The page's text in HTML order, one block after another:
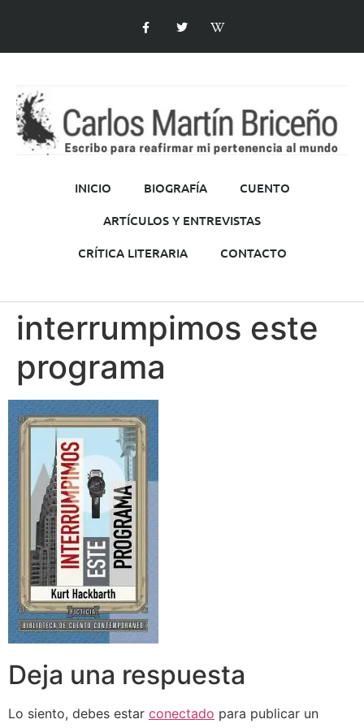
INICIO BIOGRAFÍA
CUENTO
ARTÍCULOS Y ENTREVISTAS
CRÍTICA LITERARIA
CONTACTO
interrumpimos este
programa
Deja una respuesta
Lo siento, debes estar conectado para publicar un